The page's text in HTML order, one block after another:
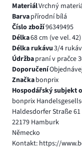
MateriálVrchný
Barvapřírodní bílá
Číslo zboží96349495
Délka68 cm (ve vel. 42)
Délka rukávu3/4
Údržbapraní v pračce
Doporučení
Značkabonprix
Hospodářský subjekt
bonprix
Haldesdorfer Straße 61
22179 Hamburk
Německo
Kontakt: https://